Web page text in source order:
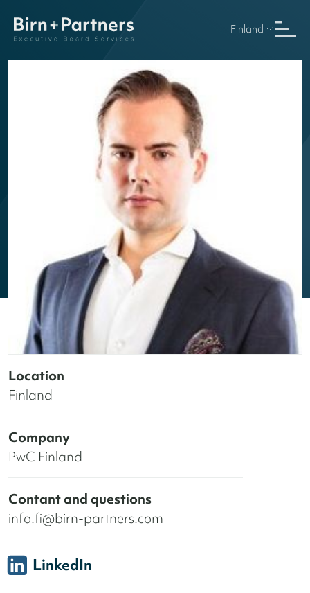
Finland
Location
Finland
Company
PwC Finland
Contant and questions
info.fi@birn-partners.com
LinkedIn